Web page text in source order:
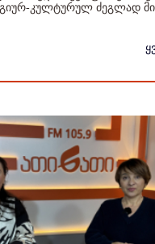
კულტურულ ძეგლად